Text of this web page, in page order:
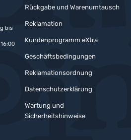
Rückgabe und Warenumtausch
Reklamation
Kundenprogramm eXtra
Geschäftsbedingungen
Reklamationsordnung
Datenschutzerklärung
Wartung und
Sicherheitshinweise
bis